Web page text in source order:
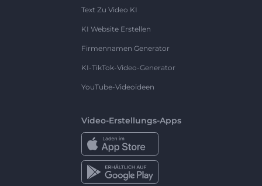
Text Zu Video KI
KI Website Erstellen
Firmennamen Generator
KI-TikTok-Video-Generator
YouTube-Videoideen
Video-Erstellungs-Apps